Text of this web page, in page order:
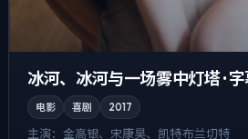
冰河、冰河与一场雾中灯塔 ·
电影 喜剧 2017
主演： 金高银、宋康昊、凯特·布兰切特